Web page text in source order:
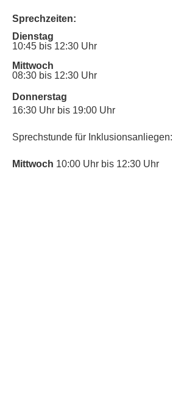
Sprechzeiten:
Dienstag
10:45 bis 12:30 Uhr
Mittwoch
08:30 bis 12:30 Uhr
Donnerstag
16:30 Uhr bis 19:00 Uhr
Sprechstunde für Inklusionsanliegen:
Mittwoch 10:00 Uhr bis 12:30 Uhr